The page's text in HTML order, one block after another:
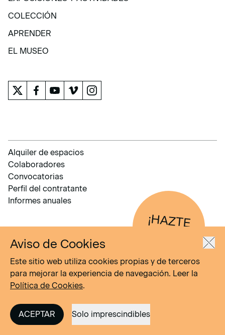
EXPOSICIONES Y ACTIVIDADES
COLECCIÓN
COLECCIÓN
APRENDER
APRENDER
EL MUSEO
Alquiler de espacios
Colaboradores
Convocatorias
Perfil del contratante
Informes anuales
¡HAZTE
AM
IGO!
Aviso de Cookies
Este sitio web utiliza cookies propias y de terceros
para mejorar la experiencia de navegación. Leer la
Política de Cookies.
ACEPTAR Solo imprescindibles